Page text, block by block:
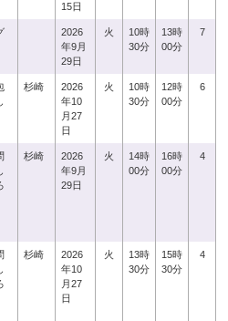
15日
2026
年9月
29日
火
10時
30分
13時
00分
7
杉崎
2026
年10
月27
日
火
10時
30分
12時
00分
6
杉崎
2026
年9月
29日
火
14時
00分
16時
00分
4
杉崎
2026
年10
月27
日
火
13時
30分
15時
30分
4